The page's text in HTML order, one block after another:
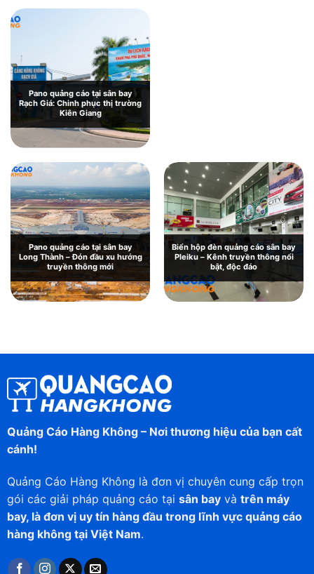
Pano quảng cáo tại sân bay
Rạch Giá: Chinh phục thị trường
Kiên Giang
Pano quảng cáo tại sân bay
Long Thành – Đón đầu xu hướng
truyền thông mới
Biển hộp đèn quảng cáo sân bay
Pleiku – Kênh truyền thông nổi
bật, độc đáo
Quảng Cáo Hàng Không – Nơi thương hiệu của bạn cất
cánh!
Quảng Cáo Hàng Không là đơn vị chuyên cung cấp trọn
gói các giải pháp quảng cáo tại sân bayvà trên máy
bay, là đơn vị uy tín hàng đầu trong lĩnh vực quảng cáo
hàng không tại Việt Nam.